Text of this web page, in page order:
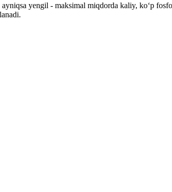
yengil - maksimal miqdorda kaliy, ko‘p